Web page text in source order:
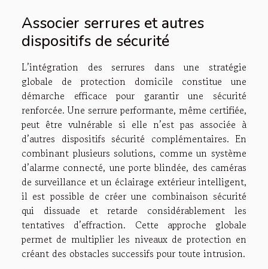
Associer serrures et autres
dispositifs de sécurité
L’intégration des serrures dans une stratégie
globale de protection domicile constitue une
démarche efficace pour garantir une sécurité
renforcée. Une serrure performante, même certifiée,
peut être vulnérable si elle n’est pas associée à
d’autres dispositifs sécurité complémentaires. En
combinant plusieurs solutions, comme un système
d’alarme connecté, une porte blindée, des caméras
de surveillance et un éclairage extérieur intelligent,
il est possible de créer une combinaison sécurité
qui dissuade et retarde considérablement les
tentatives d’effraction. Cette approche globale
permet de multiplier les niveaux de protection en
créant des obstacles successifs pour toute intrusion.